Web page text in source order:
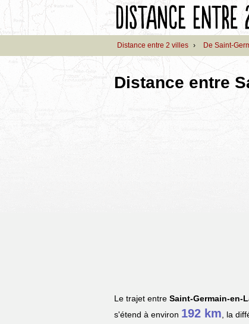
Distance entre 2 villes › De Saint-
Distance entre
Le trajet entre Saint-Germain-en-
s'étend à environ 192 km , la